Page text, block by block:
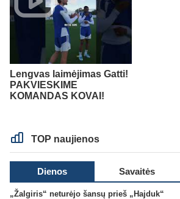
Lengvas laimėjimas Gatti!
PAKVIESKIME
KOMANDAS KOVAI!
TOP naujienos
Dienos Savaitės
„Žalgiris“ neturėjo šansų prieš „Hajduk“